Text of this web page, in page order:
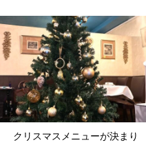
リパイユコラム：マリアージ